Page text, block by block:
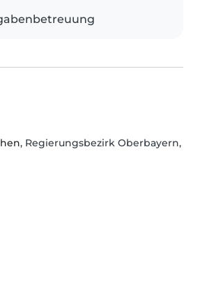
, Regierungsbezirk Oberbayern,